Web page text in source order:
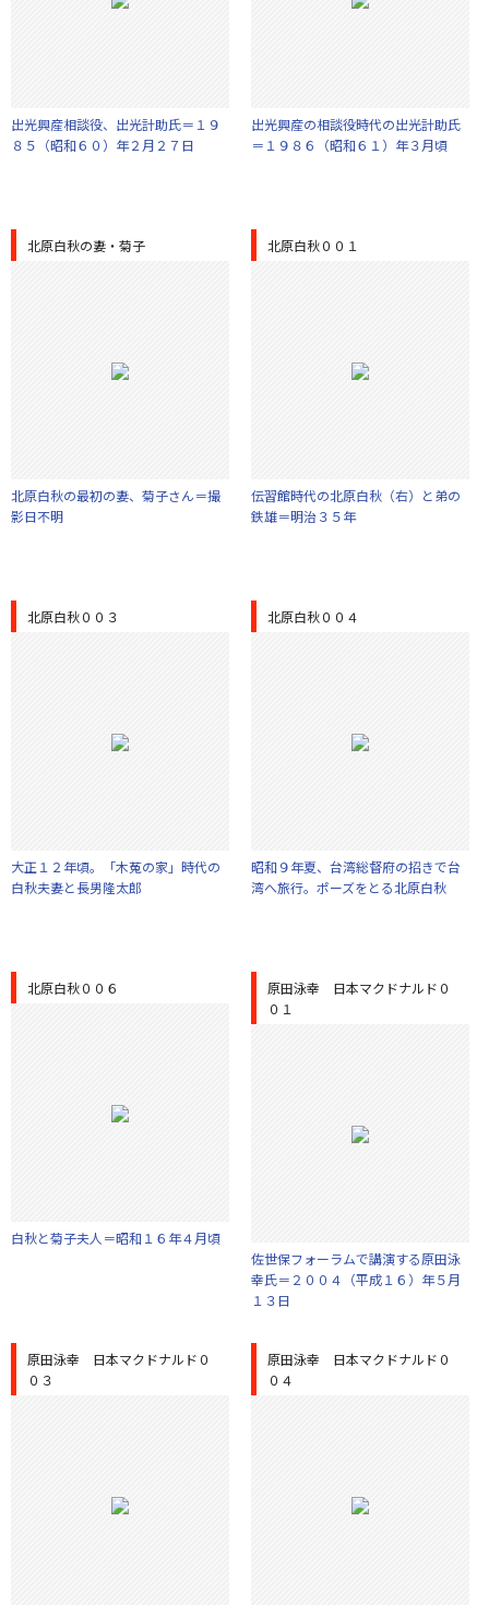
出光興産相談役、出光計助氏＝１９
８５（昭和６０）年２月２７日
出光興産の相談役時代の出光計助氏
＝１９８６（昭和６１）年３月頃
北原白秋の妻・菊子
北原白秋の最初の妻、菊子さん＝撮
影日不明
北原白秋００１
伝習館時代の北原白秋（右）と弟の
鉄雄＝明治３５年
北原白秋００３
大正１２年頃。「木菟の家」時代の
白秋夫妻と長男隆太郎
北原白秋００４
昭和９年夏、台湾総督府の招きで台
湾へ旅行。ポーズをとる北原白秋
北原白秋００６
白秋と菊子夫人＝昭和１６年４月頃
原田泳幸 日本マクドナルド０
０１
佐世保フォーラムで講演する原田泳
幸氏＝２００４（平成１６）年５月
１３日
原田泳幸 日本マクドナルド０
０３
原田泳幸 日本マクドナルド０
０４